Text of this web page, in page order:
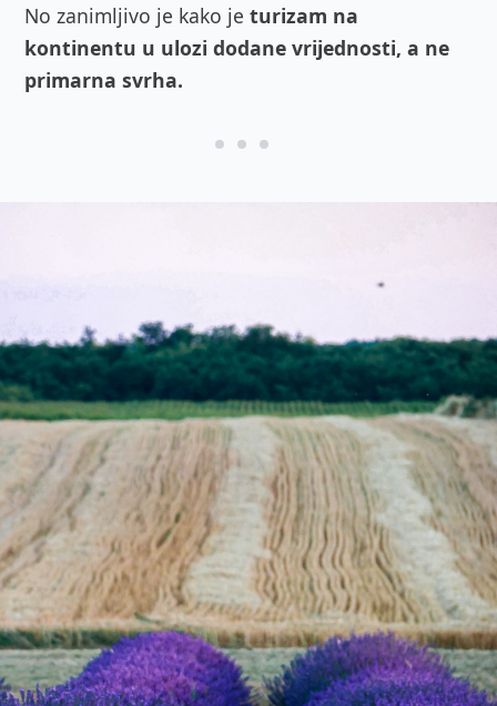
No zanimljivo je kako je turizam na
kontinentu u ulozi dodane vrijednosti, a ne
primarna svrha.